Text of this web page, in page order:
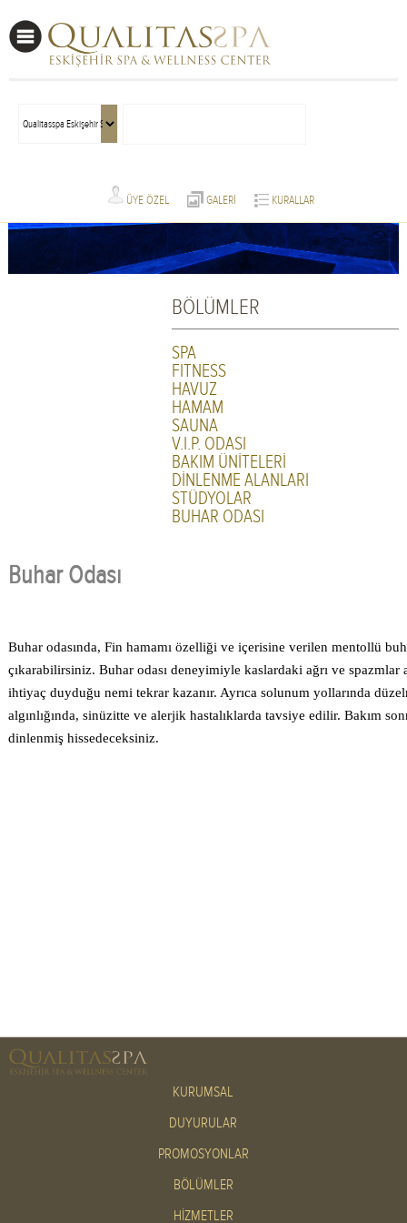
ÜYE ÖZEL GALERİ KURALLAR
BÖLÜMLER
SPA
FITNESS
HAVUZ
HAMAM
SAUNA
V.I.P. ODASI
BAKIM ÜNİTELERİ
DİNLENME ALANLARI
STÜDYOLAR
BUHAR ODASI
Buhar Odası
Buhar odasında, Fin hamamı özelliği ve içerisine verilen mentollü
çıkarabilirsiniz. Buhar odası deneyimiyle kaslardaki ağrı ve
ihtiyaç duyduğu nemi tekrar kazanır. Ayrıca solunum yollarında
algınlığında, sinüzitte ve alerjik hastalıklarda tavsiye edilir. Bakım
dinlenmiş hissedeceksiniz.
KURUMSAL
DUYURULAR
PROMOSYONLAR
BÖLÜMLER
HİZMETLER